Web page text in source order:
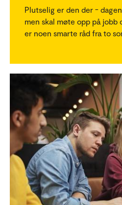
Plutselig er den der -
men skal møte opp på
er noen smarte råd fra to